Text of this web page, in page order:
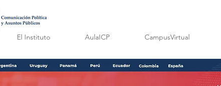
El Instituto AulaICP CampusVirtual